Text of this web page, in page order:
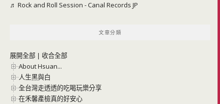
♬ Rock and Roll Session - Canal Records JP
文章分類
展開全部 | 收合全部
About Hsuan...
人生黑與白
全台灣走透透的吃喝玩樂分享
在禾馨產檢真的好安心